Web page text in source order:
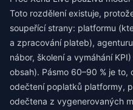
Toto rozdělení existuje,
soupeřící strany: platformu
a zpracování plateb),
nábor, školení a vymáhání
obsah). Pásmo 60–90 % je
odečtení poplatků platformy,
odečtena z vygenerovaných